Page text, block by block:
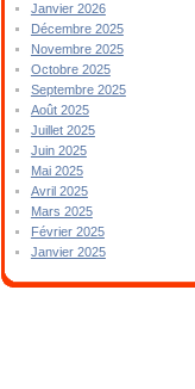
Janvier 2026
Décembre 2025
Novembre 2025
Octobre 2025
Septembre 2025
Août 2025
Juillet 2025
Juin 2025
Mai 2025
Avril 2025
Mars 2025
Février 2025
Janvier 2025